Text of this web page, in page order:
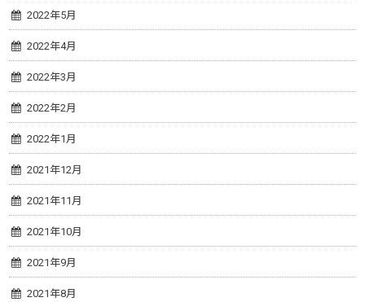
2022年5月
2022年4月
2022年3月
2022年2月
2022年1月
2021年12月
2021年11月
2021年10月
2021年9月
2021年8月